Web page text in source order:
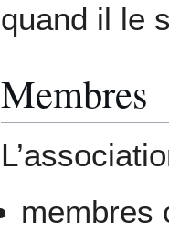
quand il le
Membres
membres